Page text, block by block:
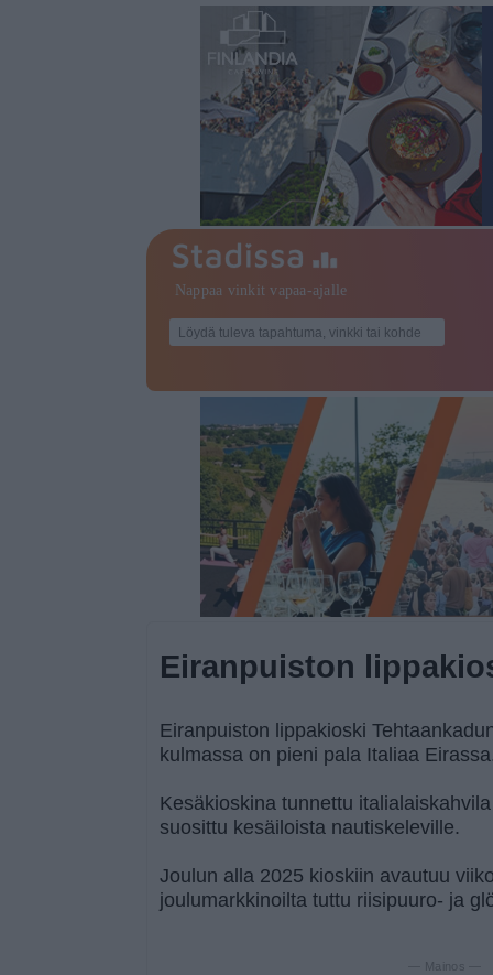
Eiranpuiston
Eiranpuiston lippakioski
kulmassa on pieni pala Italiaa Eirassa.
Kesäkioskina tunnettu
suosittu kesäiloista nautiskeleville.
Joulun alla 2025 kioskiin avautuu
joulumarkkinoilta tuttu riisipuuro- ja
— Mainos —